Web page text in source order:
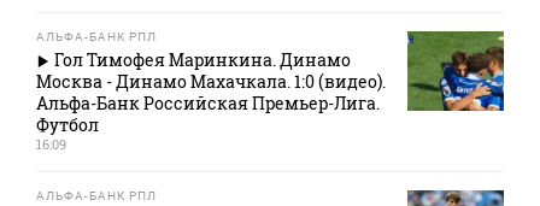
АЛЬФА-БАНК РПЛ
Гол Тимофея Маринкина. Динамо
Москва - Динамо Махачкала. 1:0 (видео).
Альфа-Банк Российская Премьер-Лига.
Футбол
16:09
АЛЬФА-БАНК РПЛ